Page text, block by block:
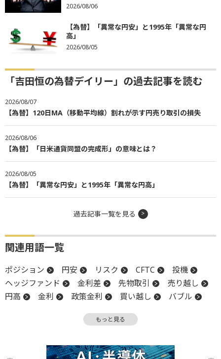
2026/08/06
【為替】「異常な円安」と1995年「異常な円
高」
2026/08/05
「吉田恒の為替デイリー」の過去記事を読む
2026/08/07
【為替】120日MA（移動平均線）割れが示す円売り取引の損失
2026/08/06
【為替】「日米通貨同盟の完成形」の意味とは？
2026/08/05
【為替】「異常な円安」と1995年「異常な円高」
過去記事一覧を見る
関連用語一覧
ポジション 円安 リスク CFTC
投機
ヘッジファンド
金利差 先物取引
売り越し
円高
金利 政策金利 買い越し
バブル
もっと見る